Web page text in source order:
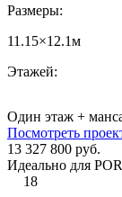
Размеры:
11.15×12.1м
Этажей:
Один этаж +
Посмотреть
13 327 800 руб.
Идеально для
18